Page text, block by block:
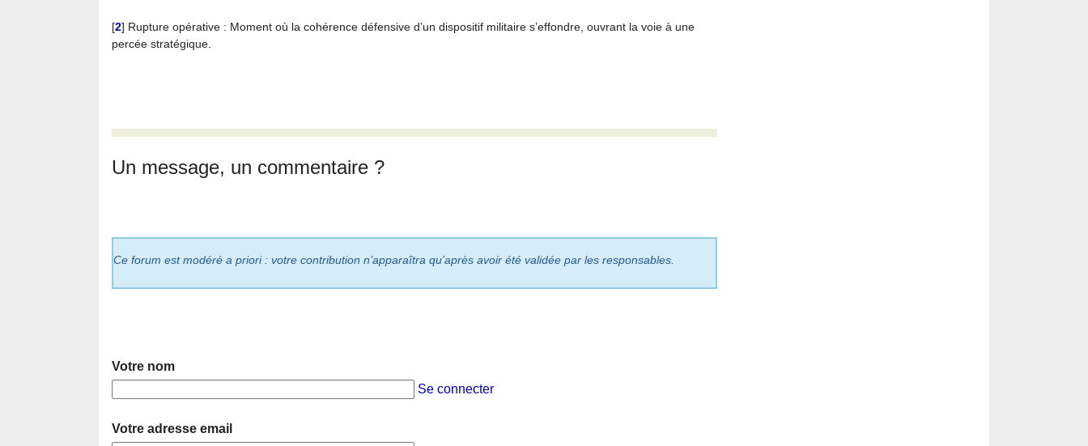
[2] Rupture opérative : Moment où la cohérence défensive d’un dispositif militaire s’effondre, ouvrant la voie à une
percée stratégique.
Un message, un commentaire ?
Ce forum est modéré a priori : votre contribution n’apparaîtra qu’après avoir été validée par les responsables.
Votre nom
Se connecter
Votre adresse email